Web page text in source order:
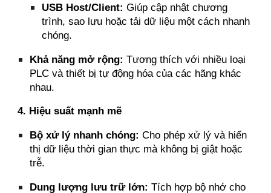
USB Host/Client: Giúp cập nhật chương
trình, sao lưu hoặc tải dữ liệu một cách nhanh
chóng.
Khả năng mở rộng: Tương thích với nhiều loại
PLC và thiết bị tự động hóa của các hãng khác
nhau.
4. Hiệu suất mạnh mẽ
Bộ xử lý nhanh chóng: Cho phép xử lý và hiển
thị dữ liệu thời gian thực mà không bị giật hoặc
trễ.
Dung lượng lưu trữ lớn: Tích hợp bộ nhớ cho